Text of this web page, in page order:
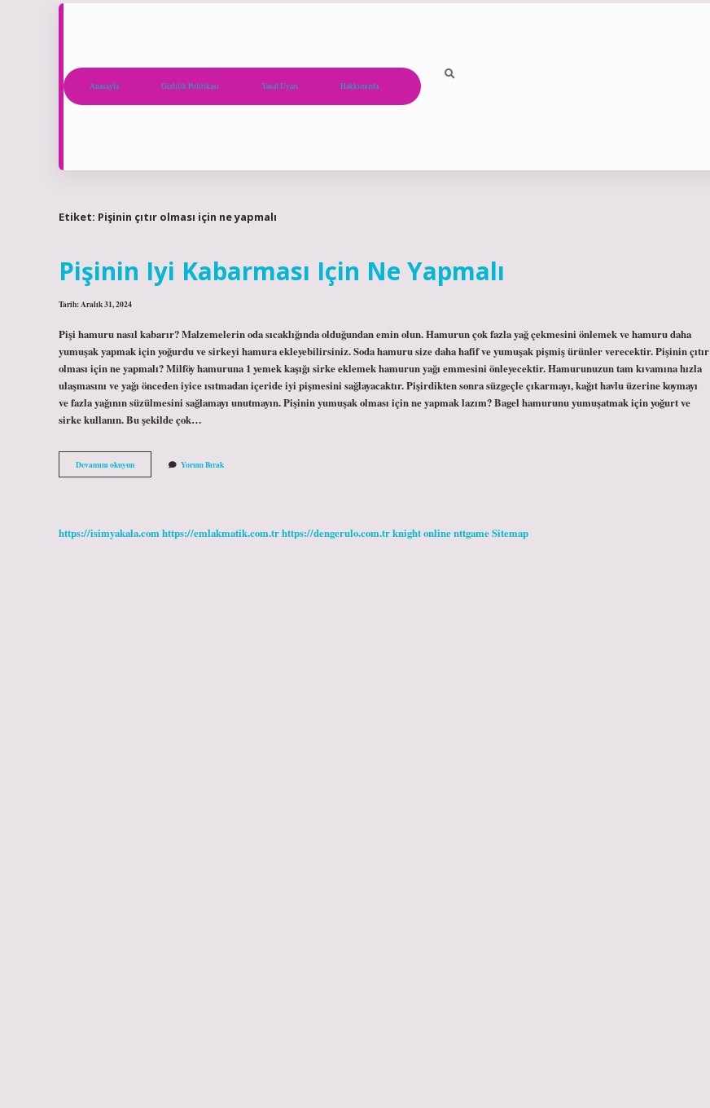
Anasayfa Gizlilik Politikası Yasal Uyarı Hakkımızda
Etiket: Pişinin çıtır olması için ne yapmalı
Pişinin Iyi Kabarması Için Ne Yapmalı
Tarih: Aralık 31, 2024
Pişi hamuru nasıl kabarır? Malzemelerin oda sıcaklığında olduğundan emin olun. Hamurun çok fazla yağ çekmesini önlemek ve hamuru daha
yumuşak yapmak için yoğurdu ve sirkeyi hamura ekleyebilirsiniz. Soda hamuru size daha hafif ve yumuşak pişmiş ürünler verecektir. Pişinin çıtır
olması için ne yapmalı? Milföy hamuruna 1 yemek kaşığı sirke eklemek hamurun yağı emmesini önleyecektir. Hamurunuzun tam kıvamına hızla
ulaşmasını ve yağı önceden iyice ısıtmadan içeride iyi pişmesini sağlayacaktır. Pişirdikten sonra süzgeçle çıkarmayı, kağıt havlu üzerine koymayı
ve fazla yağının süzülmesini sağlamayı unutmayın. Pişinin yumuşak olması için ne yapmak lazım? Bagel hamurunu yumuşatmak için yoğurt ve
sirke kullanın. Bu şekilde çok…
Devamını okuyunPişinin
Iyi
Yorum Bırak
https://isimyakala.comhttps://emlakmatik.com.trhttps://dengerulo.com.trknight onlinenttgameSitemap